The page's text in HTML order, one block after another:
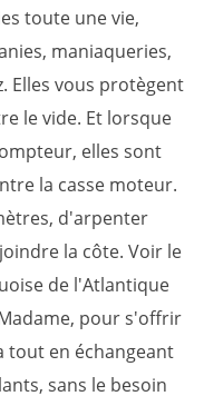
toute une vie,
maniaqueries,
Elles vous protègent
le vide. Et lorsque
elles sont
la casse moteur.
d'arpenter
la côte. Voir le
de l'Atlantique
pour s'offrir
tout en échangeant
sans le besoin